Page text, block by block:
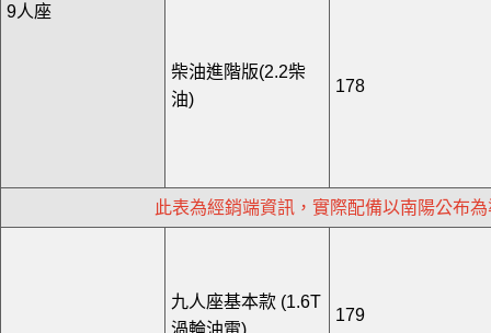
9人座
柴油進階版(2.2柴
油)
178
此表為經銷端資訊，實際配備以南陽公布為
九人座基本款 (1.6T
渦輪油電)
179